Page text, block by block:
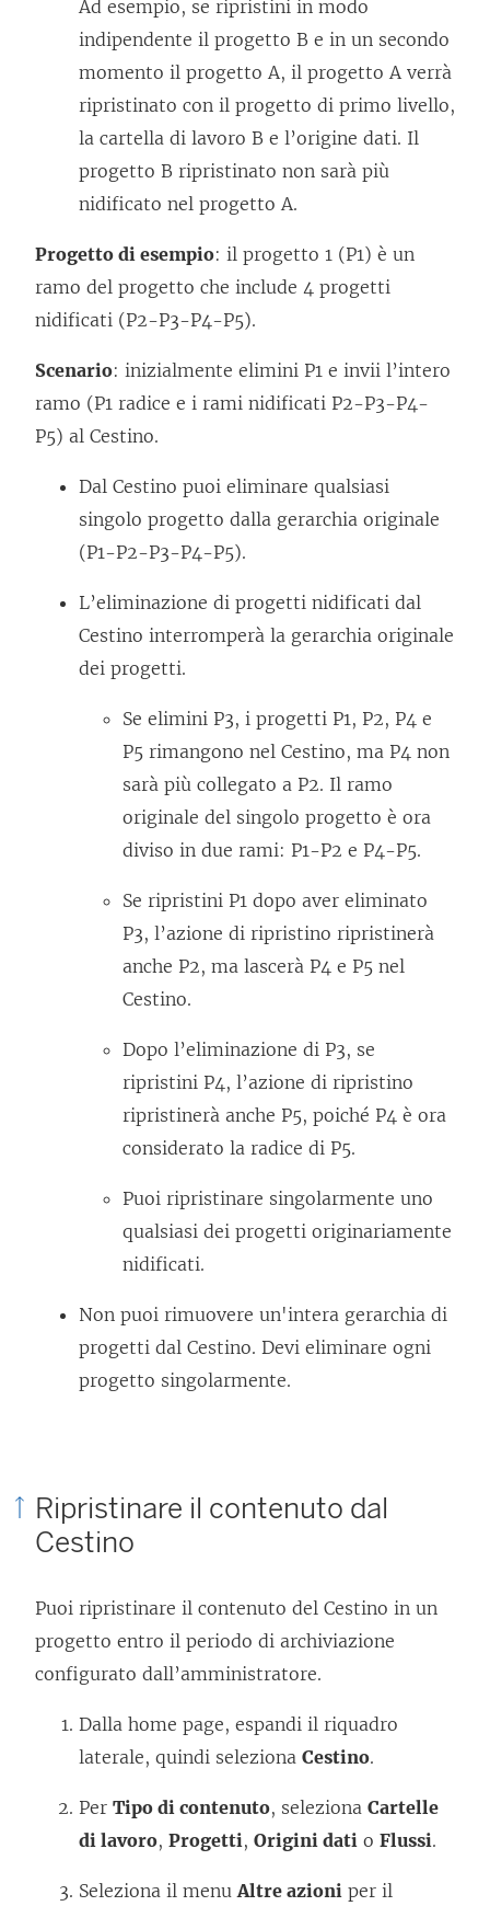
Ad esempio, se ripristini in modo
indipendente il progetto B e in un secondo
momento il progetto A, il progetto A verrà
ripristinato con il progetto di primo livello,
la cartella di lavoro B e l’origine dati. Il
progetto B ripristinato non sarà più
nidificato nel progetto A.
Progetto di esempio: il progetto 1 (P1) è un
ramo del progetto che include 4 progetti
nidificati (P2-P3-P4-P5).
Scenario: inizialmente elimini P1 e invii l’intero
ramo (P1 radice e i rami nidificati P2-P3-P4-
P5) al Cestino.
Dal Cestino puoi eliminare qualsiasi
singolo progetto dalla gerarchia originale
(P1-P2-P3-P4-P5).
L’eliminazione di progetti nidificati dal
Cestino interromperà la gerarchia originale
dei progetti.
Se elimini P3, i progetti P1, P2, P4 e
P5 rimangono nel Cestino, ma P4 non
sarà più collegato a P2. Il ramo
originale del singolo progetto è ora
diviso in due rami: P1-P2 e P4-P5.
Se ripristini P1 dopo aver eliminato
P3, l’azione di ripristino ripristinerà
anche P2, ma lascerà P4 e P5 nel
Cestino.
Dopo l’eliminazione di P3, se
ripristini P4, l’azione di ripristino
ripristinerà anche P5, poiché P4 è ora
considerato la radice di P5.
Puoi ripristinare singolarmente uno
qualsiasi dei progetti originariamente
nidificati.
Non puoi rimuovere un'intera gerarchia di
progetti dal Cestino. Devi eliminare ogni
progetto singolarmente.
Ripristinare il contenuto dal
Cestino
Puoi ripristinare il contenuto del Cestino in un
progetto entro il periodo di archiviazione
configurato dall’amministratore.
Dalla home page, espandi il riquadro
laterale, quindi seleziona Cestino.
Per Tipo di contenuto, seleziona Cartelle
di lavoro, Progetti, Origini dati o Flussi.
Seleziona il menu Altre azioni per il